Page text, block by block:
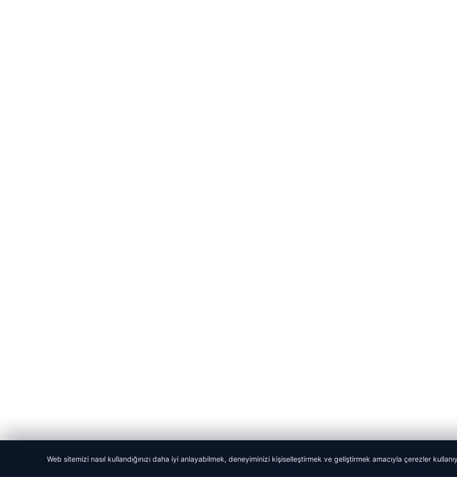
Web sitemizi nasıl kullandığınızı daha iyi anlayabilmek, deneyiminizi kişiselleştirmek ve geliştirmek amacıyla çerezler